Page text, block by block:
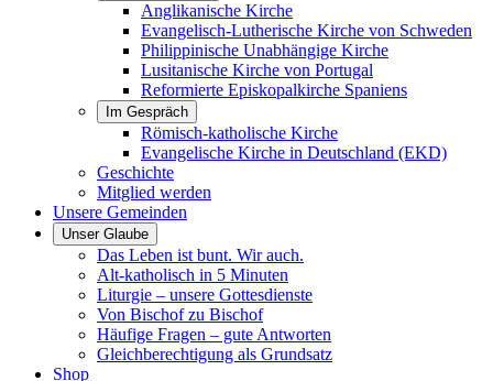
Anglikanische Kirche
Evangelisch-Lutherische Kirche von Schweden
Philippinische Unabhängige Kirche
Lusitanische Kirche von Portugal
Reformierte Episkopalkirche Spaniens
Im Gespräch
Römisch-katholische Kirche
Evangelische Kirche in Deutschland (EKD)
Geschichte
Mitglied werden
Unsere Gemeinden
Unser Glaube
Das Leben ist bunt. Wir auch.
Alt-katholisch in 5 Minuten
Liturgie – unsere Gottesdienste
Von Bischof zu Bischof
Häufige Fragen – gute Antworten
Gleichberechtigung als Grundsatz
Shop